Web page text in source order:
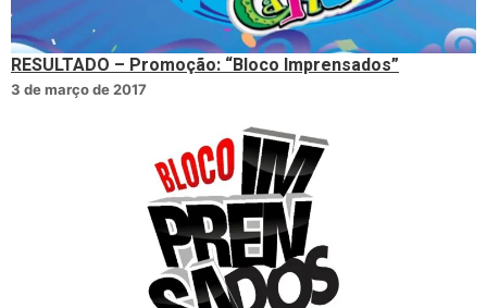
RESULTADO – Promoção: “Bloco Imprensados”
3 de março de 2017